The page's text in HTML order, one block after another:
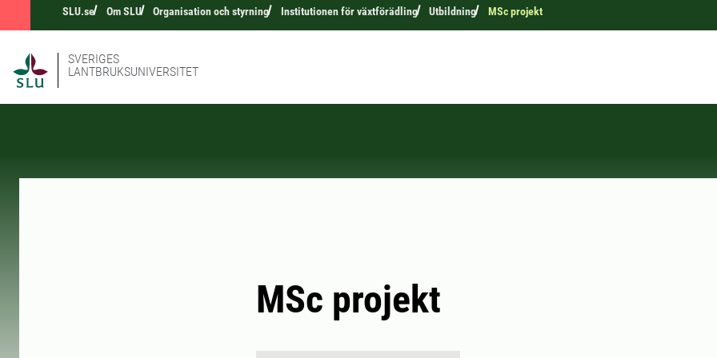
SLU.se Om SLU Organisation och styrning Institutionen för växtförädling Utbildning MSc projekt
SVERIGES
LANTBRUKSUNIVERSITET
MSc projekt